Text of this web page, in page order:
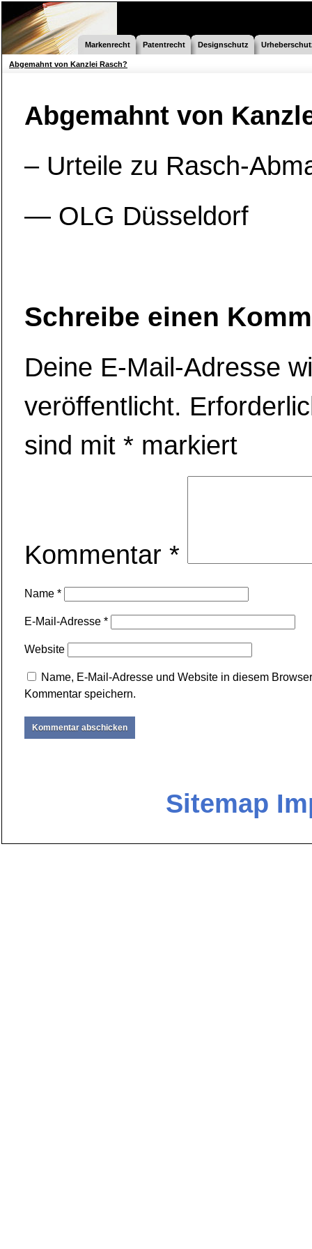
Markenrecht Patentrecht Designschutz
Abgemahnt von Kanzlei Rasch?
Abgemahnt von
– Urteile zu Rasch-
— OLG Düsseldorf
Schreibe einen
Deine E-Mail-Adresse
veröffentlicht.
sind mit * markiert
Kommentar *
Name *
E-Mail-Adresse *
Website
Name, E-Mail-Adresse und Website in diesem
Kommentar speichern.
Sitemap